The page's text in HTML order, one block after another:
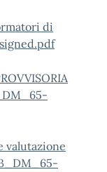
di
valutazione